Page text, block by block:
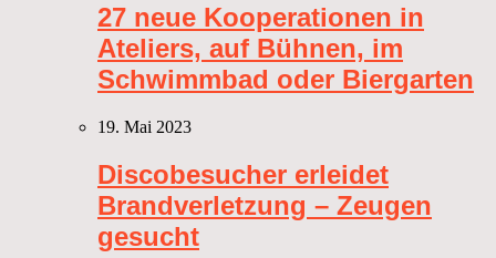
27 neue Kooperationen in
Ateliers, auf Bühnen, im
Schwimmbad oder Biergarten
19. Mai 2023
Discobesucher erleidet
Brandverletzung – Zeugen
gesucht